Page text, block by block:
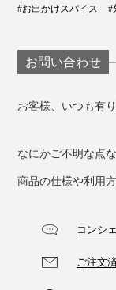
#お出かけスパイス
#
お問い合わせ
お客様、いつも有
なにかご不明な点
商品の仕様や利用
コンシ
ご注文